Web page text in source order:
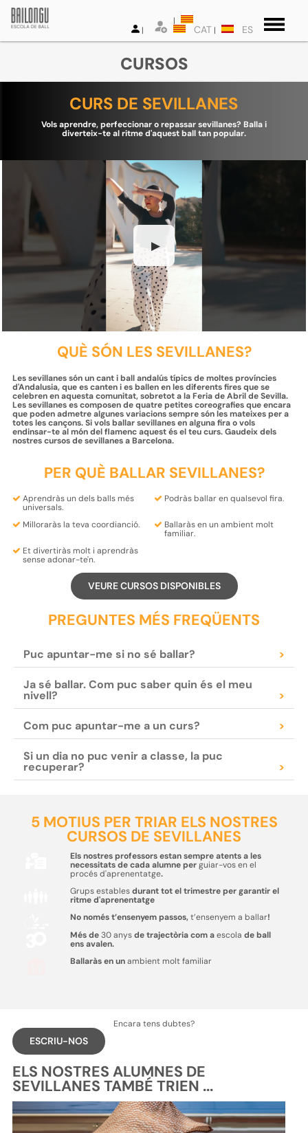
CAT ES
CURSOS
CURS DE SEVILLANES
Vols aprendre, perfeccionar o repassar sevillanes? Balla i
diverteix-te al ritme d'aquest ball tan popular.
▶
QUÈ SÓN LES SEVILLANES?
Les sevillanes són un cant i ball andalús típics de moltes províncies
d'Andalusia, que es canten i es ballen en les diferents fires que se
celebren en aquesta comunitat, sobretot a la Feria de Abril de Sevilla.
Les sevillanes es composen de quatre petites coreografies que encara
que poden admetre algunes variacions sempre són les mateixes per a
totes les cançons. Si vols ballar sevillanes en alguna fira o vols
endinsar-te al món del flamenc aquest és el teu curs. Gaudeix dels
nostres cursos de sevillanes a Barcelona.
PER QUÈ BALLAR SEVILLANES?
Aprendràs un delsballs més
universals.
Podràsballaren qualsevol fira.
Milloraràs la teva coordianció. Ballaràs en unambientmolt
familiar.
Et divertiràs molt i aprendràs
sense adonar-te'n.
VEURE CURSOS DISPONIBLES
PREGUNTES MÉS FREQÜENTS
Puc apuntar-me si no sé ballar? >
Ja sé ballar. Com puc saber quin és el meu
nivell? >
Com puc apuntar-me a un curs? >
Si un dia no puc venir a classe, la puc
recuperar? >
5 MOTIUS PER TRIAR ELS NOSTRES
CURSOS DE SEVILLANES
Els nostres professors estan sempre atents a les
necessitats de cada alumne perguiar-vos en el
procés d'aprenentatge.
Grups establesdurant tot el trimestre per garantir el
ritme d'aprenentatge
No només t’ensenyem passos,t’ensenyem a ballar!
Més de30 anysde trajectòria com aescola de ball
ens avalen.
Ballaràs en unambient molt familiar
Encara tens dubtes?
ESCRIU-NOS
ELS NOSTRES ALUMNES DE
SEVILLANES TAMBÉ TRIEN ...